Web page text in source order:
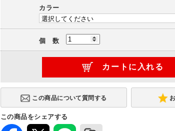
カラー
個 数
この商品をシェアする